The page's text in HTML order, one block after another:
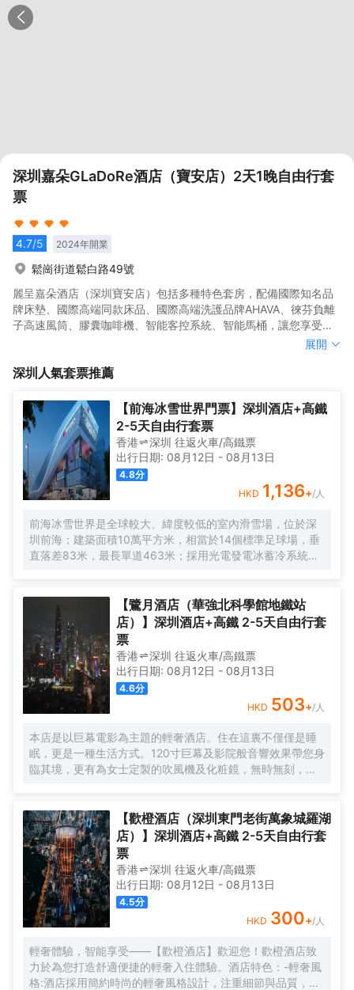
深圳嘉朵GLaDoRe酒店（寶安店）2天1晚自由行套
票
4.7/5 2024年開業
鬆崗街道鬆白路49號
麗呈嘉朵酒店（深圳寶安店）包括多種特色套房，配備國際知名品
牌床墊、國際高端同款床品、國際高端洗護品牌AHAVA、徠芬負離
子高速風筒、膠囊咖啡機、智能客控系統、智能馬桶，讓您享受到
高定旅居生活。 麗呈嘉朵酒店（深圳寶安店）踞守深圳與東莞的門
場、深圳國際會展中心。 居停於此，還可暢達東莞、中山、佛山、
街之隔，周邊麒麟山、花果山、東風公園等多個公園環繞，出門即
享繁華與嫻靜，是商務出行、休閒旅居的理想之地！ 麗呈嘉朵酒店
（深圳寶安店），以鵬城印象為靈感，提取獨有的城市韻律，憑藉
質感豐富的石材、挺括利落的金屬線條、柔和細膩的場景燈光，將
深圳的時尚氣質、潮流風範融入建築肌理中，用活力橙點綴高定冷
色調，營造出輕奢格調、現代美學的嘉朵1+N旅居氛圍。
麗呈嘉朵酒店（深圳寶安店）包括多種特色套房，配備國際知名品
子高速風筒、膠囊咖啡機、智能客控系統、智能馬桶，讓您享受到
戶，緊鄰廣深公路，毗鄰鬆崗汽車站，30分鐘速達深圳國際T3機
場、深圳國際會展中心。 居停於此，還可暢達東莞、中山、佛山、
廣州等地，出行便利。同時，與百佳華、兆禾裏等多個購物中心一
街之隔，周邊麒麟山、花果山、東風公園等多個公園環繞，出門即
享繁華與嫻靜，是商務出行、休閒旅居的理想之地！ 麗呈嘉朵酒店
（深圳寶安店），以鵬城印象為靈感，提取獨有的城市韻律，憑藉
質感豐富的石材、挺括利落的金屬線條、柔和細膩的場景燈光，將
色調，營造出輕奢格調、現代美學的嘉朵1+N旅居氛圍。
展開
深圳 人氣套票推薦
【前海冰雪世界門票】深圳酒店+高鐵
2-5天自由行套票
香港 深圳 往返火車/高鐵票
出行日期: 08月12日 - 08月13日
4.8分
HKD 1,136+/人
前海冰雪世界是全球較大、緯度較低的室內滑雪場，位於深
圳前海；建築面積10萬平方米，相當於14個標準足球場，垂
直落差83米，最長單道463米‌；採用光電發電冰蓄冷系統，
【鷺月酒店（華強北科學館地鐵站
店）】深圳酒店+高鐵 2-5天自由行套
票
香港 深圳 往返火車/高鐵票
出行日期: 08月12日 - 08月13日
4.6分
HKD 503+/人
本店是以巨幕電影為主題的輕奢酒店。住在這裏不僅僅是睡
眠，更是一種生活方式。120寸巨幕及影院般音響效果帶您身
臨其境，更有為女士定製的吹風機及化粧鏡，無時無刻，呈
【歡橙酒店（深圳東門老街萬象城羅湖
店）】深圳酒店+高鐵 2-5天自由行套
票
香港 深圳 往返火車/高鐵票
出行日期: 08月12日 - 08月13日
4.5分
HKD 300+/人
輕奢體驗，智能享受——【歡橙酒店】歡迎您！歡橙酒店致
力於為您打造舒適便捷的輕奢入住體驗。酒店特色：-輕奢風
格:酒店採用簡約時尚的輕奢風格設計，注重細節與品質，為